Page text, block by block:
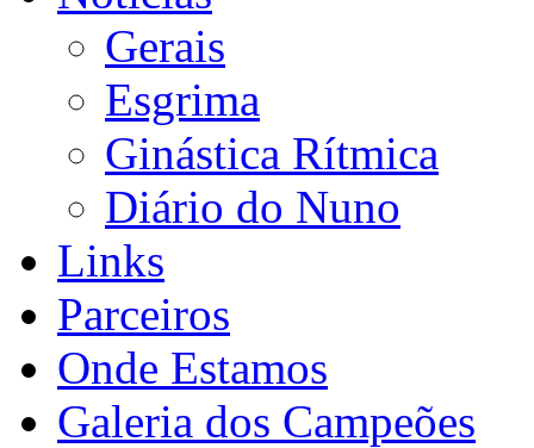
Gerais
Esgrima
Ginástica Rítmica
Diário do Nuno
Links
Parceiros
Onde Estamos
Galeria dos Campeões